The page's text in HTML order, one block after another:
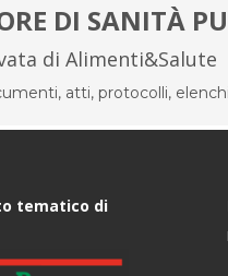
DI SANITÀ
di Alimenti&Salute
atti, protocolli,
tematico di